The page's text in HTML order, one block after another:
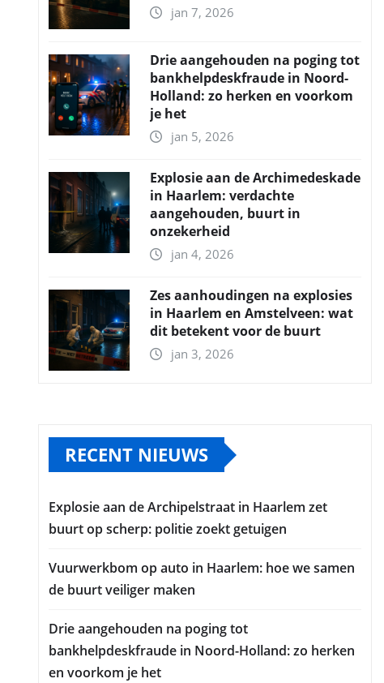
jan 7, 2026
Drie aangehouden na poging tot
bankhelpdeskfraude in Noord-
Holland: zo herken en voorkom
je het
jan 5, 2026
Explosie aan de Archimedeskade
in Haarlem: verdachte
aangehouden, buurt in
onzekerheid
jan 4, 2026
Zes aanhoudingen na explosies
in Haarlem en Amstelveen: wat
dit betekent voor de buurt
jan 3, 2026
RECENT NIEUWS
Explosie aan de Archipelstraat in Haarlem zet
buurt op scherp: politie zoekt getuigen
Vuurwerkbom op auto in Haarlem: hoe we samen
de buurt veiliger maken
Drie aangehouden na poging tot
bankhelpdeskfraude in Noord-Holland: zo herken
en voorkom je het